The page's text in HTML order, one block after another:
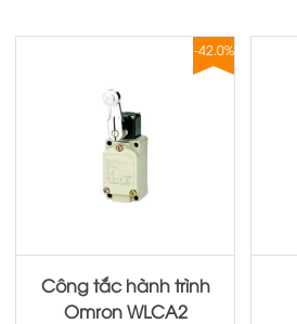
-42.0%
Công tắc hành trình
Omron WLCA2